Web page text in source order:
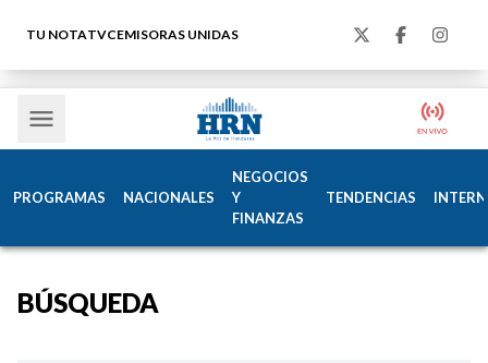
TU NOTATVCEMISORAS UNIDAS
PROGRAMAS NACIONALES
NEGOCIOS
Y
FINANZAS
TENDENCIAS
BÚSQUEDA